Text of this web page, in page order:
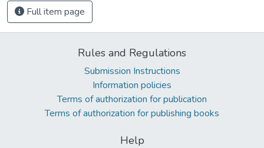
Full item page
Rules and Regulations
Submission Instructions
Information policies
Terms of authorization for publication
Terms of authorization for publishing books
Help